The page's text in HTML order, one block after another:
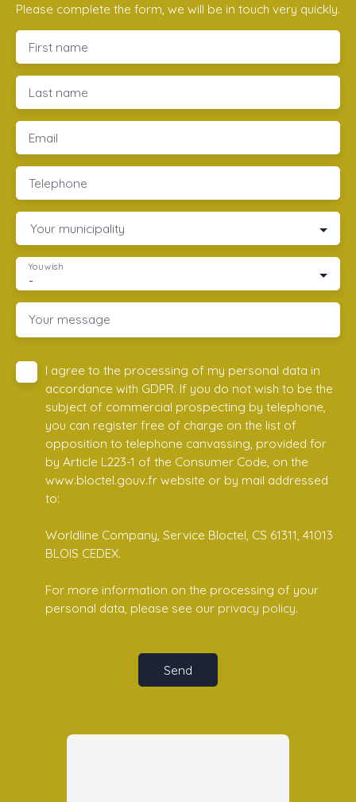
Please complete the form, we will be in touch very quickly.
First name
Last name
Email
Telephone
Your municipality
-
You wish
Your message
I agree to the processing of my personal data in
accordance with GDPR. If you do not wish to be the
subject of commercial prospecting by telephone,
you can register free of charge on the list of
opposition to telephone canvassing, provided for
by Article L223-1 of the Consumer Code, on the
www.bloctel.gouv.fr website or by mail addressed
to:
Worldline Company, Service Bloctel, CS 61311, 41013
BLOIS CEDEX.
For more information on the processing of your
personal data, please see our privacy policy.
Send